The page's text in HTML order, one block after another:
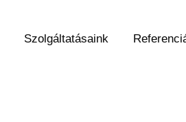
Szolgáltatásaink